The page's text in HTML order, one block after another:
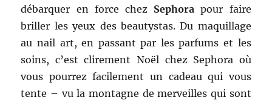
débarquer en force chez Sephora pour faire
briller les yeux des beautystas. Du maquillage
au nail art, en passant par les parfums et les
soins, c’est clirement Noël chez Sephora où
vous pourrez facilement un cadeau qui vous
tente – vu la montagne de merveilles qui sont